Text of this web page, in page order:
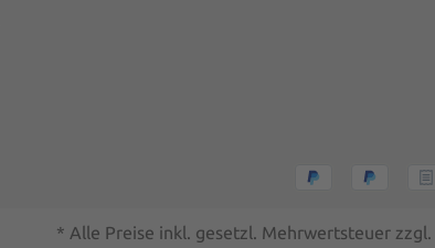
* Alle Preise inkl. gesetzl. Mehrwertsteuer zzgl.